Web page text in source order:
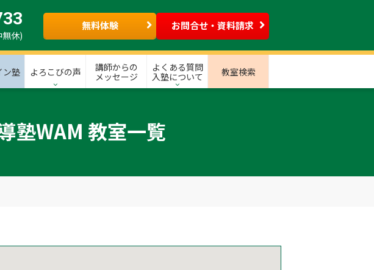
休)
無料体験 お問合せ・資料請求
ン塾 よろこびの声
講師からの
メッセージ
よくある質問
入塾について
教室検索
塾WAM 教室一覧